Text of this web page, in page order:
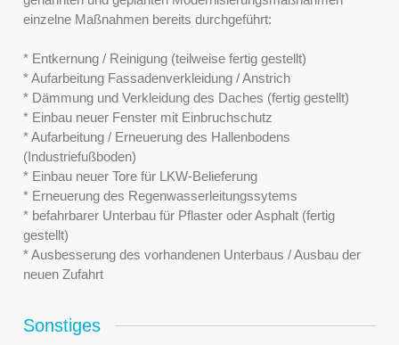
einzelne Maßnahmen bereits durchgeführt:
* Entkernung / Reinigung (teilweise fertig gestellt)
* Aufarbeitung Fassadenverkleidung / Anstrich
* Dämmung und Verkleidung des Daches (fertig gestellt)
* Einbau neuer Fenster mit Einbruchschutz
* Aufarbeitung / Erneuerung des Hallenbodens
(Industriefußboden)
* Einbau neuer Tore für LKW-Belieferung
* Erneuerung des Regenwasserleitungssytems
* befahrbarer Unterbau für Pflaster oder Asphalt (fertig
gestellt)
* Ausbesserung des vorhandenen Unterbaus / Ausbau der
neuen Zufahrt
Sonstiges